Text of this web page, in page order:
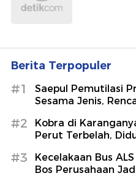
Berita Terpopuler
#1
Saepul Pemutilasi
Sesama Jenis,
#2
Kobra di
Perut Terbelah,
#3
Kecelakaan Bus
Bos Perusahaan